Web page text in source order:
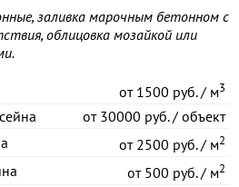
заливка марочным бетонном с
облицовка мозайкой или
от1500 руб. / м3
от30000 руб. / объект
от2500 руб. / м2
от500 руб. / м2